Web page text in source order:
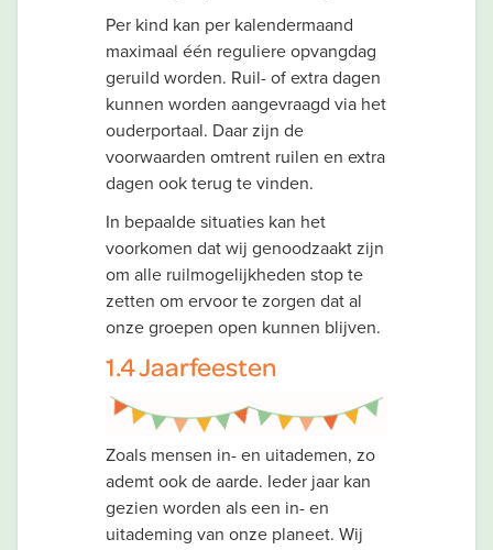
Per kind kan per kalendermaand
maximaal één reguliere opvangdag
geruild worden. Ruil- of extra dagen
kunnen worden aangevraagd via het
ouderportaal. Daar zijn de
voorwaarden omtrent ruilen en extra
dagen ook terug te vinden.
In bepaalde situaties kan het
voorkomen dat wij genoodzaakt zijn
om alle ruilmogelijkheden stop te
zetten om ervoor te zorgen dat al
onze groepen open kunnen blijven.
1.4 Jaarfeesten
Zoals mensen in- en uitademen, zo
ademt ook de aarde. Ieder jaar kan
gezien worden als een in- en
uitademing van onze planeet. Wij